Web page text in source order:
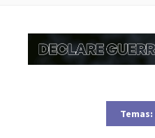
Temas: